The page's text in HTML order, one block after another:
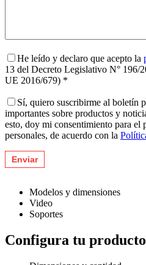
He leído y declaro que acepto la
13 del Decreto Legislativo N° 196/
UE 2016/679) *
Sí, quiero suscribirme al boletín
importantes sobre productos y
esto, doy mi consentimiento para el
personales, de acuerdo con la
Modelos y dimensiones
Video
Soportes
Configura tu producto